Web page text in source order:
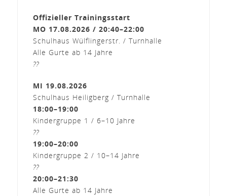
Offizieller Trainingsstart
MO 17.08.2026 / 20:40–22:00
Schulhaus Wülflingerstr. / Turnhalle
Alle Gurte ab 14 Jahre
??
MI 19.08.2026
Schulhaus Heiligberg / Turnhalle
18:00–19:00
Kindergruppe 1 / 6–10 Jahre
??
19:00–20:00
Kindergruppe 2 / 10–14 Jahre
??
20:00–21:30
Alle Gurte ab 14 Jahre